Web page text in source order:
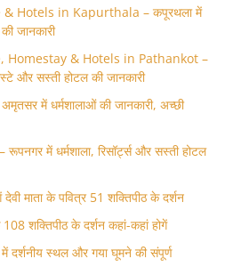
Hotels in Kapurthala – कपूरथला में
जानकारी
Homestay & Hotels in Pathankot –
और सस्ती होटल की जानकारी
में धर्मशालाओं की जानकारी, अच्छी
में धर्मशाला, रिसॉर्ट्स और सस्ती होटल
माता के पवित्र 51 शक्तिपीठ के दर्शन
शक्तिपीठ के दर्शन कहां-कहां होगें
स्थल और गया घूमने की संपूर्ण